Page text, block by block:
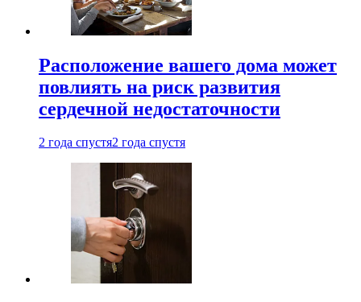
Расположение вашего дома может
повлиять на риск развития
сердечной недостаточности
2 года спустя2 года спустя